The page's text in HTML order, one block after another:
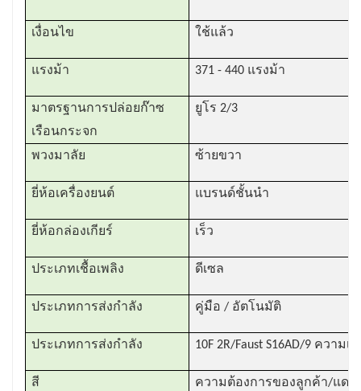
ด้านสมรรถนะอันทรงพลัง ความทนทาน
ประสิทธิภาพการใช้เชื้อเพลิง ความสะดวกสบาย
ของคนขับ คุณลักษณะด้านความปลอดภัย และ
ความคล่องตัว ทำให้เป็นตัวเลือกยอดนิยมสำหรับ
ธุรกิจที่กำลังมองหาโซลูชันการขนส่งสำหรับงาน
หนักที่เชื่อถือได้
เงื่อนไข ใช้แล้ว
แรงม้า 371 - 440 แรงม้า
มาตรฐานการปล่อยก๊าซ
เรือนกระจก
ยูโร 2/3
พวงมาลัย ซ้ายขวา
ยี่ห้อเครื่องยนต์ แบรนด์ชั้นนำ
ยี่ห้อกล่องเกียร์ เร็ว
ประเภทเชื้อเพลิง ดีเซล
ประเภทการส่งกำลัง คู่มือ / อัตโนมัติ
ประเภทการส่งกำลัง 10F 2R/Faust S16AD/9 ความเ
สี ความต้องการของลูกค้า/แดง,